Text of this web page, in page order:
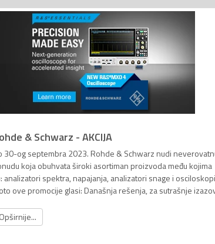
& Schwarz - AKCIJA
30-og septembra 2023. Rohde & Schwarz nudi
koja obuhvata široki asortiman proizvoda među kojima
analizatori spektra, napajanja, analizatori snage i
ove promocije glasi: Današnja rešenja, za sutrašnje
Opširnije...